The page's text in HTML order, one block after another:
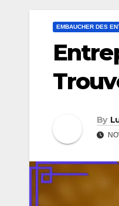
EMBAUCHER DES
By